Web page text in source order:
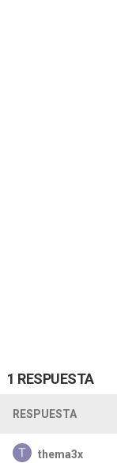
1 RESPUESTA
RESPUESTA
thema3x